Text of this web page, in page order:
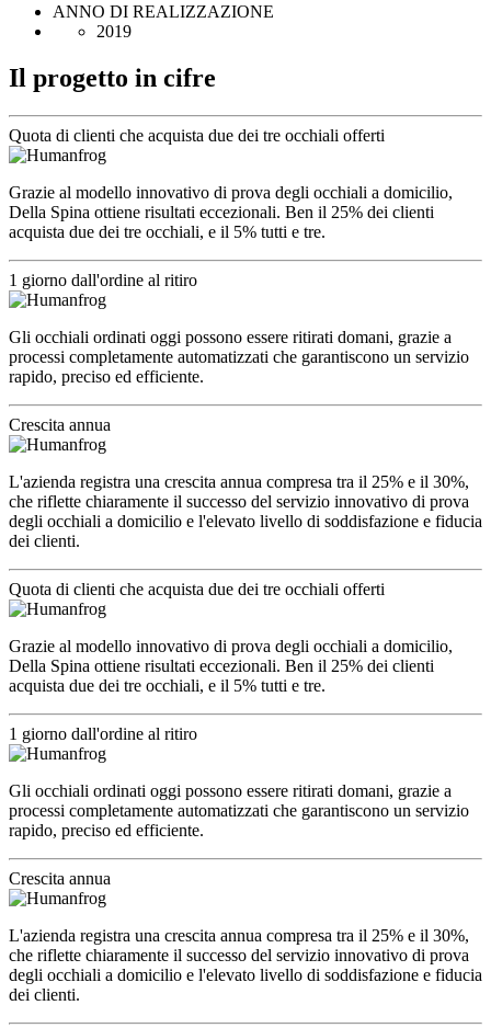
ANNO DI REALIZZAZIONE
2019
Il progetto in cifre
Quota di clienti che acquista due dei tre occhiali offerti
Grazie al modello innovativo di prova degli occhiali a domicilio,
Della Spina ottiene risultati eccezionali. Ben il 25% dei clienti
acquista due dei tre occhiali, e il 5% tutti e tre.
1 giorno dall'ordine al ritiro
Gli occhiali ordinati oggi possono essere ritirati domani, grazie a
processi completamente automatizzati che garantiscono un servizio
rapido, preciso ed efficiente.
Crescita annua
L'azienda registra una crescita annua compresa tra il 25% e il 30%,
che riflette chiaramente il successo del servizio innovativo di prova
degli occhiali a domicilio e l'elevato livello di soddisfazione e fiducia
dei clienti.
Quota di clienti che acquista due dei tre occhiali offerti
Grazie al modello innovativo di prova degli occhiali a domicilio,
Della Spina ottiene risultati eccezionali. Ben il 25% dei clienti
acquista due dei tre occhiali, e il 5% tutti e tre.
1 giorno dall'ordine al ritiro
Gli occhiali ordinati oggi possono essere ritirati domani, grazie a
processi completamente automatizzati che garantiscono un servizio
rapido, preciso ed efficiente.
Crescita annua
L'azienda registra una crescita annua compresa tra il 25% e il 30%,
che riflette chiaramente il successo del servizio innovativo di prova
degli occhiali a domicilio e l'elevato livello di soddisfazione e fiducia
dei clienti.